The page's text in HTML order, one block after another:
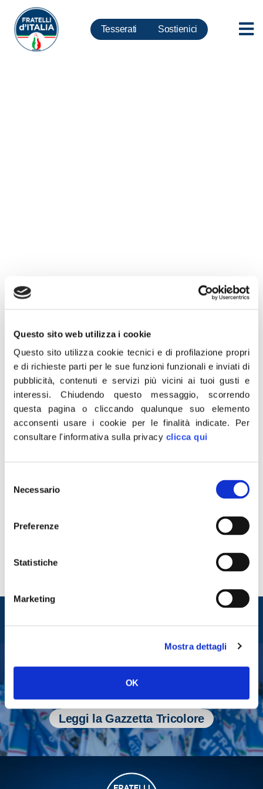
Questo sito web utilizza i cookie
Questo sito utilizza cookie tecnici e di profilazione propri
e di richieste parti per le sue funzioni funzionali e inviati di
pubblicità, contenuti e servizi più vicini ai tuoi gusti e
interessi.Chiudendo questo messaggio, scorrendo
questa pagina o cliccando qualunque suo elemento
acconsenti usare i cookie per le finalità indicate. Per
consultare l'informativa sulla privacy clicca qui
delNecessario
Preferenze
Statistiche
Marketing
Mostra dettagli
OK
Tesserati Sostienici
25 Marzo 2021
“Fratelli d’Italia parteciperà alla manifestazione del 26 marzo
all’aeroporto di Fiumicino per ribadire la contrarietà allo
spacchettamento dell’azienda ed il fermo no ai piani di
ridimensionamento. Continueremo ad opporci alle pressioni europee
che puntano a fare della nostra compagnia di bandiera solo una
piccola realtà nazionale. Stigmatizziamo l’inerzia della Regione Lazio,
che sembra non percepire come la sorte di Alitalia sia strettamente
legata quella di migliaia di dipendenti, i quali rischiano di andare ad
aggiungersi alle alla già lunga lista di disoccupati residenti nel territorio
Tesserati
Fai una donazione
Leggi la Gazzetta Tricolore